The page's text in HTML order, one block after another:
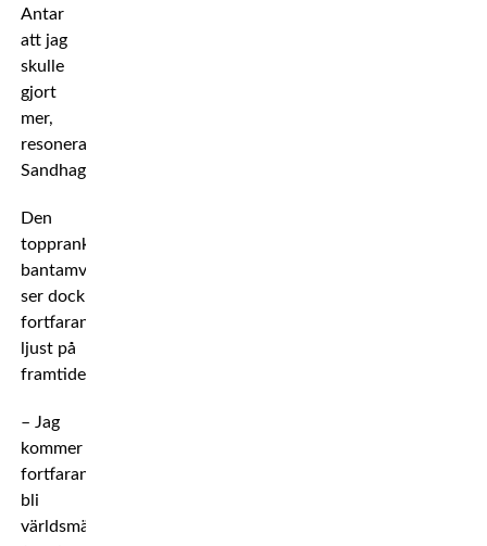
Antar
att jag
skulle
gjort
mer,
resonerar
Sandhagen.
Den
topprankade
bantamviktaren
ser dock
fortfarande
ljust på
framtiden.
– Jag
kommer
fortfarande
bli
världsmästare.